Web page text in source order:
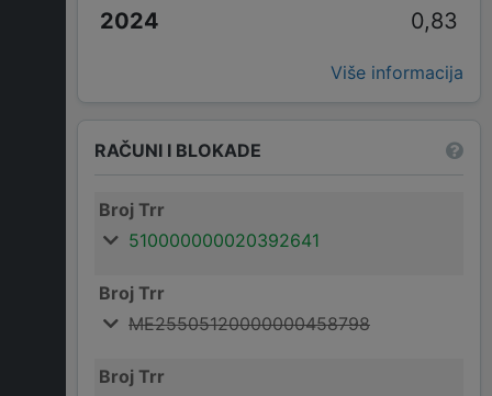
0,83
Više informacija
RAČUNI I BLOKADE
Broj Trr
510000000020392641
Broj Trr
ME25505120000000458798
Broj Trr